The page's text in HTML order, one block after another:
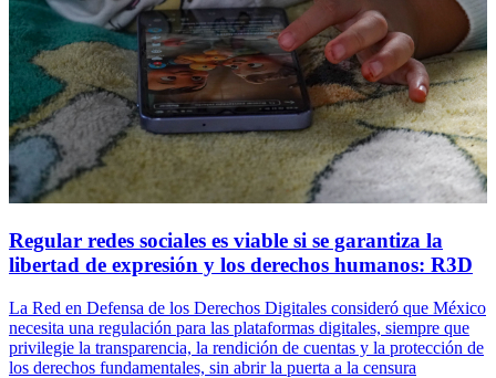
Regular redes sociales es viable si se garantiza la
libertad de expresión y los derechos humanos: R3D
La Red en Defensa de los Derechos Digitales consideró que México
necesita una regulación para las plataformas digitales, siempre que
privilegie la transparencia, la rendición de cuentas y la protección de
los derechos fundamentales, sin abrir la puerta a la censura